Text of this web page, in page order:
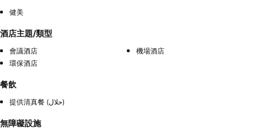
健美
酒店主題/類型
會議酒店
機場酒店
環保酒店
餐飲
提供清真餐 (حلال)
無障礙設施